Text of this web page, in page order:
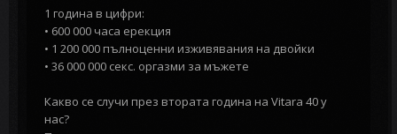
1 година в цифри:
• 600 000 часа ерекция
• 1 200 000 пълноценни изживявания на двойки
• 36 000 000 секс. оргазми за мъжете
Какво се случи през втората година на Vitara 40 у
нас?